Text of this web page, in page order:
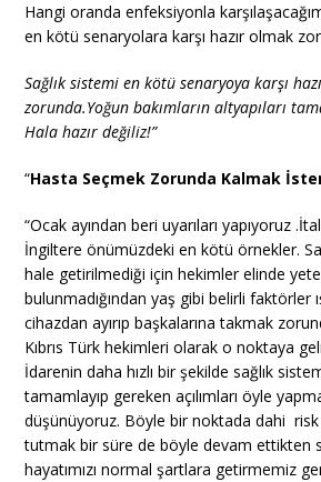
Hangi oranda enfeksiyonla
en kötü senaryolara karşı hazır olmak
Sağlık sistemi en kötü senaryoya karşı
zorunda.Yoğun bakımların altyapıları
Hala hazır değiliz!”
“Hasta Seçmek Zorunda Kalmak
“Ocak ayından beri uyarıları yapıyoruz
İngiltere önümüzdeki en kötü örnekler.
hale getirilmediği için hekimler elinde
bulunmadığından yaş gibi belirli faktörler
cihazdan ayırıp başkalarına takmak
Kıbrıs Türk hekimleri olarak o noktaya
İdarenin daha hızlı bir şekilde sağlık
tamamlayıp gereken açılımları öyle
düşünüyoruz. Böyle bir noktada dahi risk
tutmak bir süre de böyle devam ettikten
hayatımızı normal şartlara getirmemiz